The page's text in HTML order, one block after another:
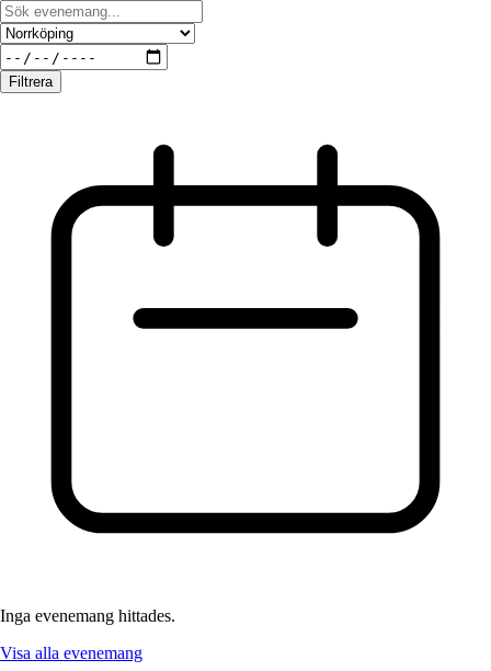
Filtrera
Inga evenemang hittades.
Visa alla evenemang